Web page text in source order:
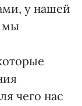
у нашей
мы
чего нас